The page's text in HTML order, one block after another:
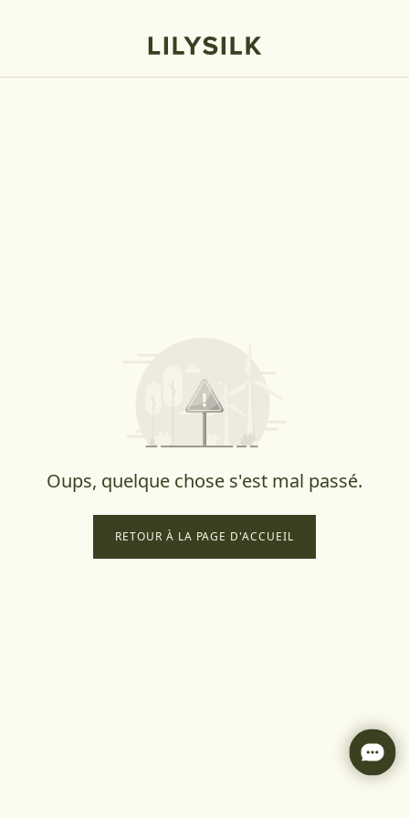
Oups, quelque chose s'est mal passé.
RETOUR À LA PAGE D'ACCUEIL